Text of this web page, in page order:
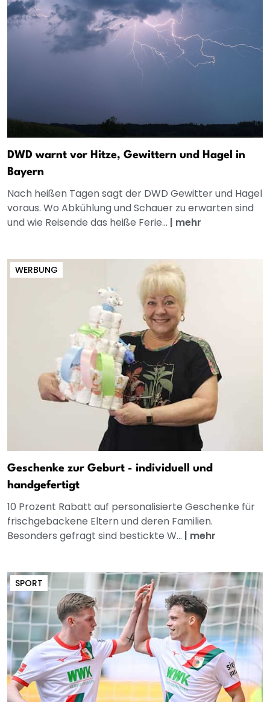
DWD warnt vor Hitze, Gewittern und Hagel in
Bayern
Nach heißen Tagen sagt der DWD Gewitter und Hagel
voraus. Wo Abkühlung und Schauer zu erwarten sind
und wie Reisende das heiße Ferie... | mehr
WERBUNG
Geschenke zur Geburt - individuell und
handgefertigt
10 Prozent Rabatt auf personalisierte Geschenke für
frischgebackene Eltern und deren Familien.
Besonders gefragt sind bestickte W... | mehr
SPORT